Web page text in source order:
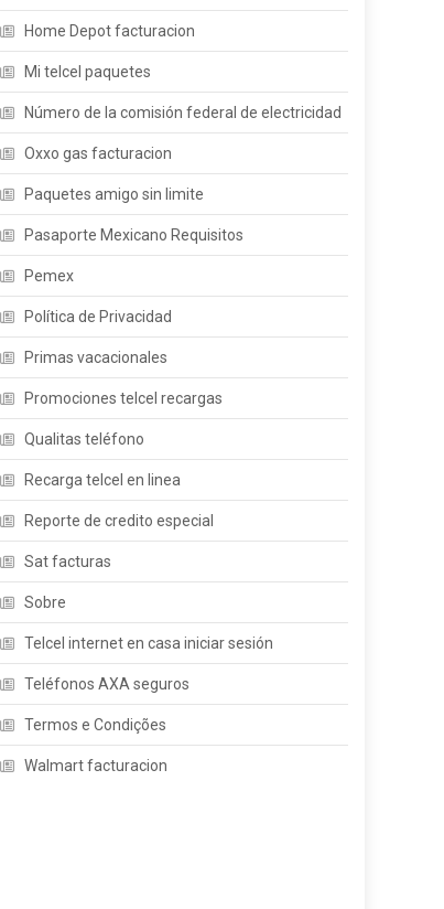
Home Depot facturacion
Mi telcel paquetes
Número de la comisión federal de electricidad
Oxxo gas facturacion
Paquetes amigo sin limite
Pasaporte Mexicano Requisitos
Pemex
Política de Privacidad
Primas vacacionales
Promociones telcel recargas
Qualitas teléfono
Recarga telcel en linea
Reporte de credito especial
Sat facturas
Sobre
Telcel internet en casa iniciar sesión
Teléfonos AXA seguros
Termos e Condições
Walmart facturacion